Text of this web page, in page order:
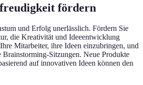
fördern
und Erfolg unerlässlich. Fördern Sie
die Kreativität und Ideeentwicklung
Mitarbeiter, ihre Ideen einzubringen, und
Brainstorming-Sitzungen. Neue Produkte
auf innovativen Ideen können den